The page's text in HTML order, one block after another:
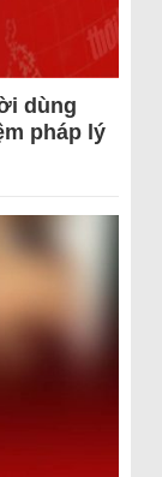
dùng
pháp lý